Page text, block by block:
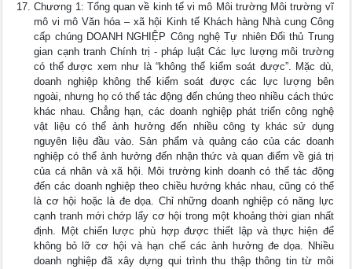
Chương 1: Tổng quan về kinh tế vi mô Môi trường Môi trường vĩ
mô vi mô Văn hóa – xã hội Kinh tế Khách hàng Nhà cung Công
cấp chúng DOANH NGHIỆP Công nghệ Tự nhiên Đối thủ Trung
gian cạnh tranh Chính trị - pháp luật Các lực lượng môi trường
có thể được xem như là “không thể kiểm soát được”. Mặc dù,
doanh nghiệp không thể kiểm soát được các lực lượng bên
ngoài, nhưng họ có thể tác động đến chúng theo nhiều cách thức
khác nhau. Chẳng hạn, các doanh nghiệp phát triển công nghệ
vật liệu có thể ảnh hưởng đến nhiều công ty khác sử dụng
nguyên liệu đầu vào. Sản phẩm và quảng cáo của các doanh
nghiệp có thể ảnh hưởng đến nhận thức và quan điểm về giá trị
của cá nhân và xã hội. Môi trường kinh doanh có thể tác động
đến các doanh nghiệp theo chiều hướng khác nhau, cũng có thể
là cơ hội hoặc là đe dọa. Chỉ những doanh nghiệp có năng lực
cạnh tranh mới chớp lấy cơ hội trong một khoảng thời gian nhất
định. Một chiến lược phù hợp được thiết lập và thực hiện để
không bỏ lỡ cơ hội và hạn chế các ảnh hưởng đe dọa. Nhiều
doanh nghiệp đã xây dựng qui trình thu thập thông tin từ môi